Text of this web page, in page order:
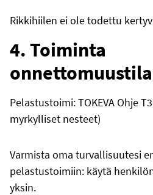
Rikkihiilen ei ole todettu
4. Toiminta
Pelastustoimi: TOKEVA Ohje
myrkylliset nesteet)
Varmista oma turvallisuutesi
pelastustoimiin: käytä
yksin.